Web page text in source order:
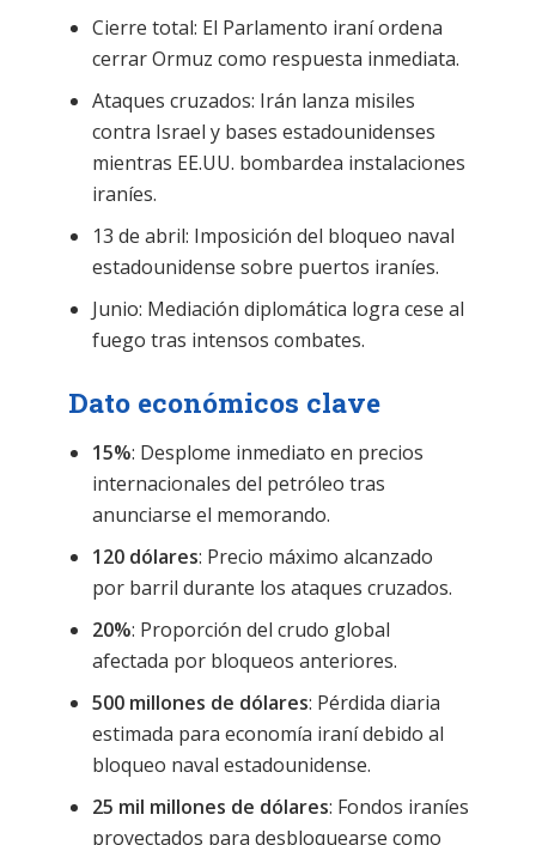
Cierre total: El Parlamento iraní ordena
cerrar Ormuz como respuesta inmediata.
Ataques cruzados: Irán lanza misiles
contra Israel y bases estadounidenses
mientras EE.UU. bombardea instalaciones
iraníes.
13 de abril: Imposición del bloqueo naval
estadounidense sobre puertos iraníes.
Junio: Mediación diplomática logra cese al
fuego tras intensos combates.
Dato económicos clave
15%: Desplome inmediato en precios
internacionales del petróleo tras
anunciarse el memorando.
120 dólares: Precio máximo alcanzado
por barril durante los ataques cruzados.
20%: Proporción del crudo global
afectada por bloqueos anteriores.
500 millones de dólares: Pérdida diaria
estimada para economía iraní debido al
bloqueo naval estadounidense.
25 mil millones de dólares: Fondos iraníes
proyectados para desbloquearse como